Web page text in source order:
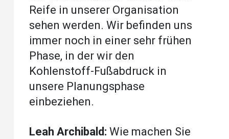
Reife in unserer Organisation
sehen werden. Wir befinden uns
immer noch in einer sehr frühen
Phase, in der wir den
Kohlenstoff-Fußabdruck in
unsere Planungsphase
einbeziehen.
Leah Archibald: Wie machen Sie